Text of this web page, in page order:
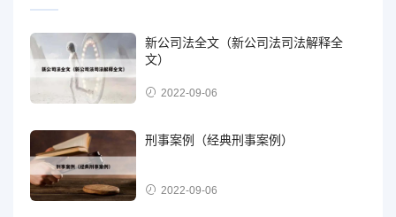
新公司法全文（新公司法司法解释全
文）
2022-09-06
刑事案例（经典刑事案例）
2022-09-06